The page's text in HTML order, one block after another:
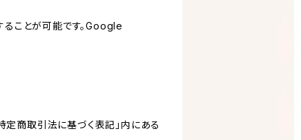
ことが可能です。Google
定商取引法に基づく表記」内にある